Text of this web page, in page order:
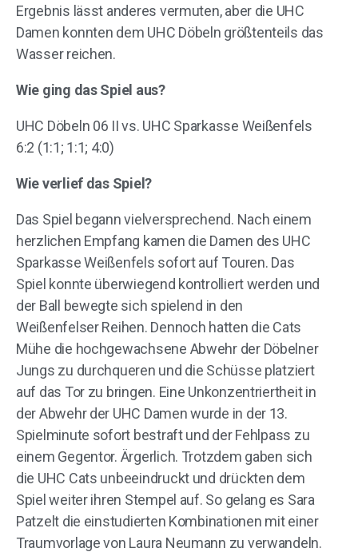
Ergebnis lässt anderes vermuten, aber die UHC
Damen konnten dem UHC Döbeln größtenteils das
Wasser reichen.
Wie ging das Spiel aus?
UHC Döbeln 06 II vs. UHC Sparkasse Weißenfels
6:2 (1:1; 1:1; 4:0)
Wie verlief das Spiel?
Das Spiel begann vielversprechend. Nach einem
herzlichen Empfang kamen die Damen des UHC
Sparkasse Weißenfels sofort auf Touren. Das
Spiel konnte überwiegend kontrolliert werden und
der Ball bewegte sich spielend in den
Weißenfelser Reihen. Dennoch hatten die Cats
Mühe die hochgewachsene Abwehr der Döbelner
Jungs zu durchqueren und die Schüsse platziert
auf das Tor zu bringen. Eine Unkonzentriertheit in
der Abwehr der UHC Damen wurde in der 13.
Spielminute sofort bestraft und der Fehlpass zu
einem Gegentor. Ärgerlich. Trotzdem gaben sich
die UHC Cats unbeeindruckt und drückten dem
Spiel weiter ihren Stempel auf. So gelang es Sara
Patzelt die einstudierten Kombinationen mit einer
Traumvorlage von Laura Neumann zu verwandeln.